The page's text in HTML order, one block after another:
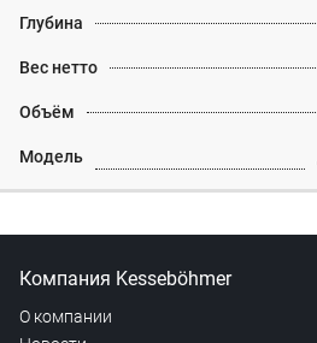
Глубина
Вес нетто
Объём
Модель
Компания Kesseböhmer
О компании